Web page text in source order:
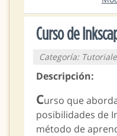
Curso de
Categoría:
Descripción:
Curso que
posibilidades de
método de